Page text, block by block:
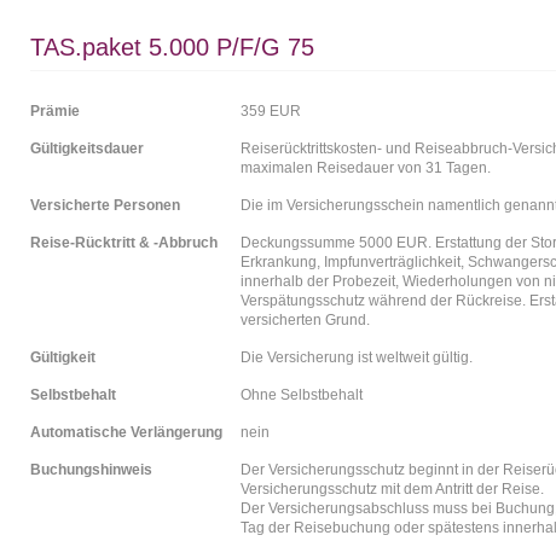
TAS.paket 5.000 P/F/G 75
Prämie 359 EUR
Gültigkeitsdauer
Reiserücktrittskosten- und Reiseabbruch-
maximalen Reisedauer von 31 Tagen.
Versicherte Personen Die im Versicherungsschein namentlich
Reise-Rücktritt & -Abbruch
Deckungssumme 5000 EUR. Erstattung der
Erkrankung, Impfunverträglichkeit,
innerhalb der Probezeit, Wiederholungen von
Verspätungsschutz während der Rückreise.
versicherten Grund.
Gültigkeit Die Versicherung ist weltweit gültig.
Selbstbehalt Ohne Selbstbehalt
Automatische Verlängerung nein
Buchungshinweis
Der Versicherungsschutz beginnt in der
Versicherungsschutz mit dem Antritt der Reise.
Der Versicherungsabschluss muss bei
Tag der Reisebuchung oder spätestens